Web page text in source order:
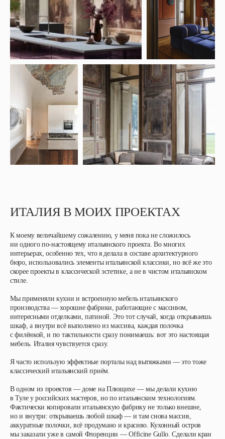
ИТАЛИЯ В МОИХ ПРОЕКТАХ
К моему величайшему сожалению, у меня пока не сложилось
ни одного по-настоящему итальянского проекта. Во многих
интерьерах, особенно тех, что я делала в составе архитектурного
бюро, использовались элементы итальянской классики, но всё же это
скорее проекты в классической эстетике, а не в чистом итальянском
стиле.
Мы применяли кухни и встроенную мебель итальянского
производства — хорошие фабрики, работающие с массивом,
интересными отделками, патиной. Это тот случай, когда открываешь
шкаф, а внутри всё выполнено из массива, каждая полочка
с филёнкой, и по тактильности сразу понимаешь: вот это настоящая
мебель. Италия чувствуется сразу.
Я часто использую эффектные порталы над вытяжками — это тоже
классический итальянский приём.
В одном из проектов — доме на Плющихе — мы делали кухню
в Туле у российских мастеров, но по итальянским технологиям.
Фактически копировали итальянскую фабрику не только внешне,
но и внутри: открываешь любой шкаф — и там снова массив,
аккуратные полочки, всё продумано и красиво. Кухонный остров
мы заказали уже в самой Флоренции — Officine Gullo. Сделали кран